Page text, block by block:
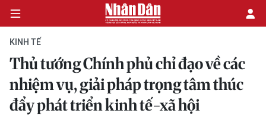
CHÍNH TRỊ
KINH TẾ
KINH TẾ
Thủ tướng Chính phủ chỉ đạo về các
nhiệm vụ, giải pháp trọng tâm thúc
đẩy phát triển kinh tế-xã hội